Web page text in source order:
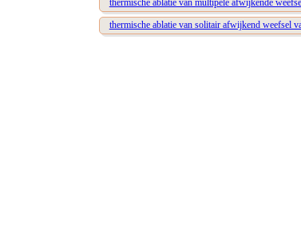
thermische ablatie van multipele afwijkende
thermische ablatie van solitair afwijkend weefsel